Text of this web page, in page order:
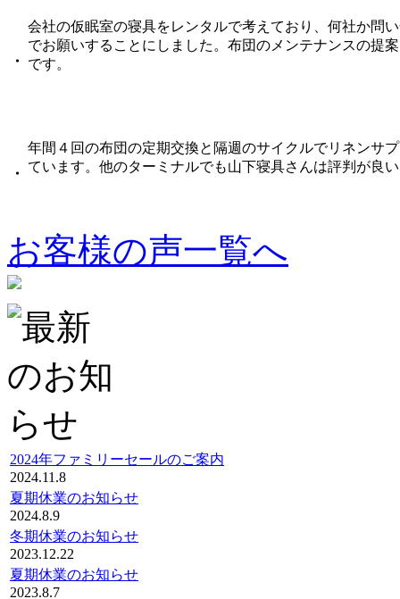
・
会社の仮眠室の寝具をレンタルで考えており、何社か問
でお願いすることにしました。布団のメンテナンスの提
です。
・
年間４回の布団の定期交換と隔週のサイクルでリネンサ
ています。他のターミナルでも山下寝具さんは評判が良
お客様の声一覧へ
2024年ファミリーセールのご案内
2024.11.8
夏期休業のお知らせ
2024.8.9
冬期休業のお知らせ
2023.12.22
夏期休業のお知らせ
2023.8.7